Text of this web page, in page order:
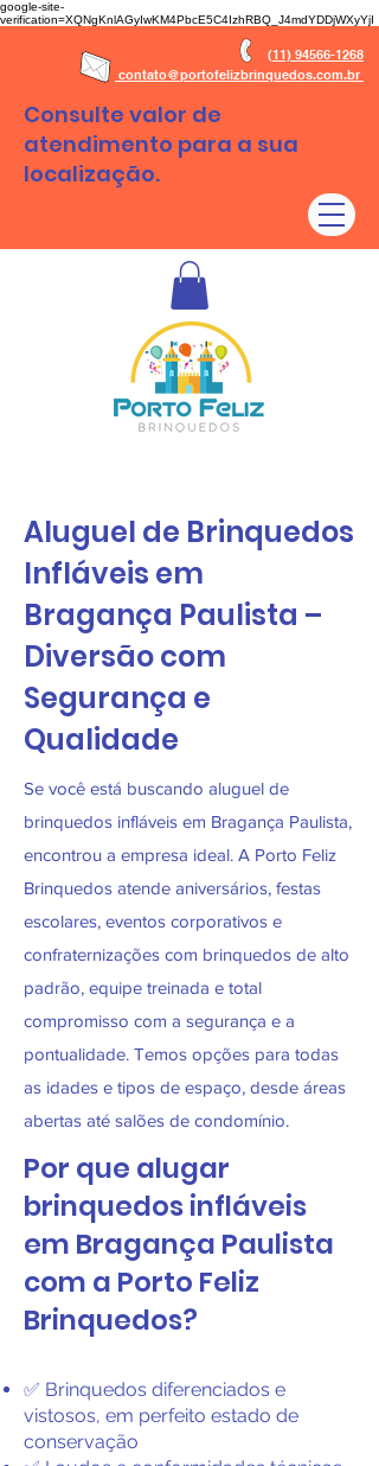
google-site-
verification=XQNgKnlAGyIwKM4PbcE5C4IzhRBQ_J4mdYDDjWXyYjI
(11) 94566-1268
contato@portofelizbrinquedos.com.br
Consulte valor de
atendimento para a sua
localização.
Aluguel de Brinquedos
Infláveis em
Bragança Paulista –
Diversão com
Segurança e
Qualidade
Se você está buscando aluguel de
brinquedos infláveis em Bragança Paulista,
encontrou a empresa ideal. A Porto Feliz
Brinquedos atende aniversários, festas
escolares, eventos corporativos e
confraternizações com brinquedos de alto
padrão, equipe treinada e total
compromisso com a segurança e a
pontualidade. Temos opções para todas
as idades e tipos de espaço, desde áreas
abertas até salões de condomínio.
Por que alugar
brinquedos infláveis
em Bragança Paulista
com a Porto Feliz
Brinquedos?
✅ Brinquedos diferenciados e
vistosos, em perfeito estado de
conservação